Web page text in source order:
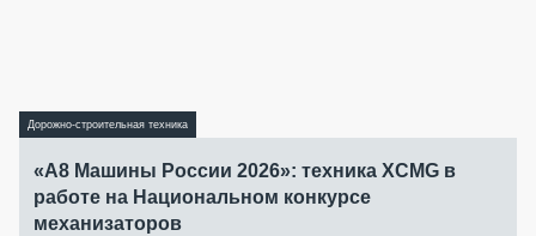
Дорожно-строительная техника
«А8 Машины России 2026»: техника XCMG в
работе на Национальном конкурсе
механизаторов